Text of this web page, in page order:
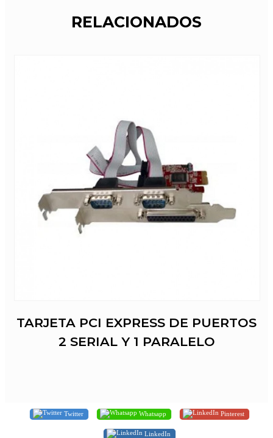
RELACIONADOS
TARJETA PCI EXPRESS DE PUERTOS
2 SERIAL Y 1 PARALELO
Twitter Whatsapp Pinterest
LinkedIn